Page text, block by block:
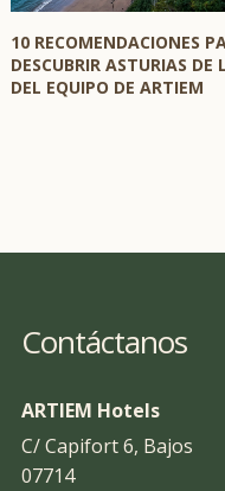
10 RECOMENDACIONES
DESCUBRIR ASTURIAS DE
DEL EQUIPO DE ARTIEM
Contáctanos
ARTIEM Hotels
C/ Capifort 6, Bajos
07714